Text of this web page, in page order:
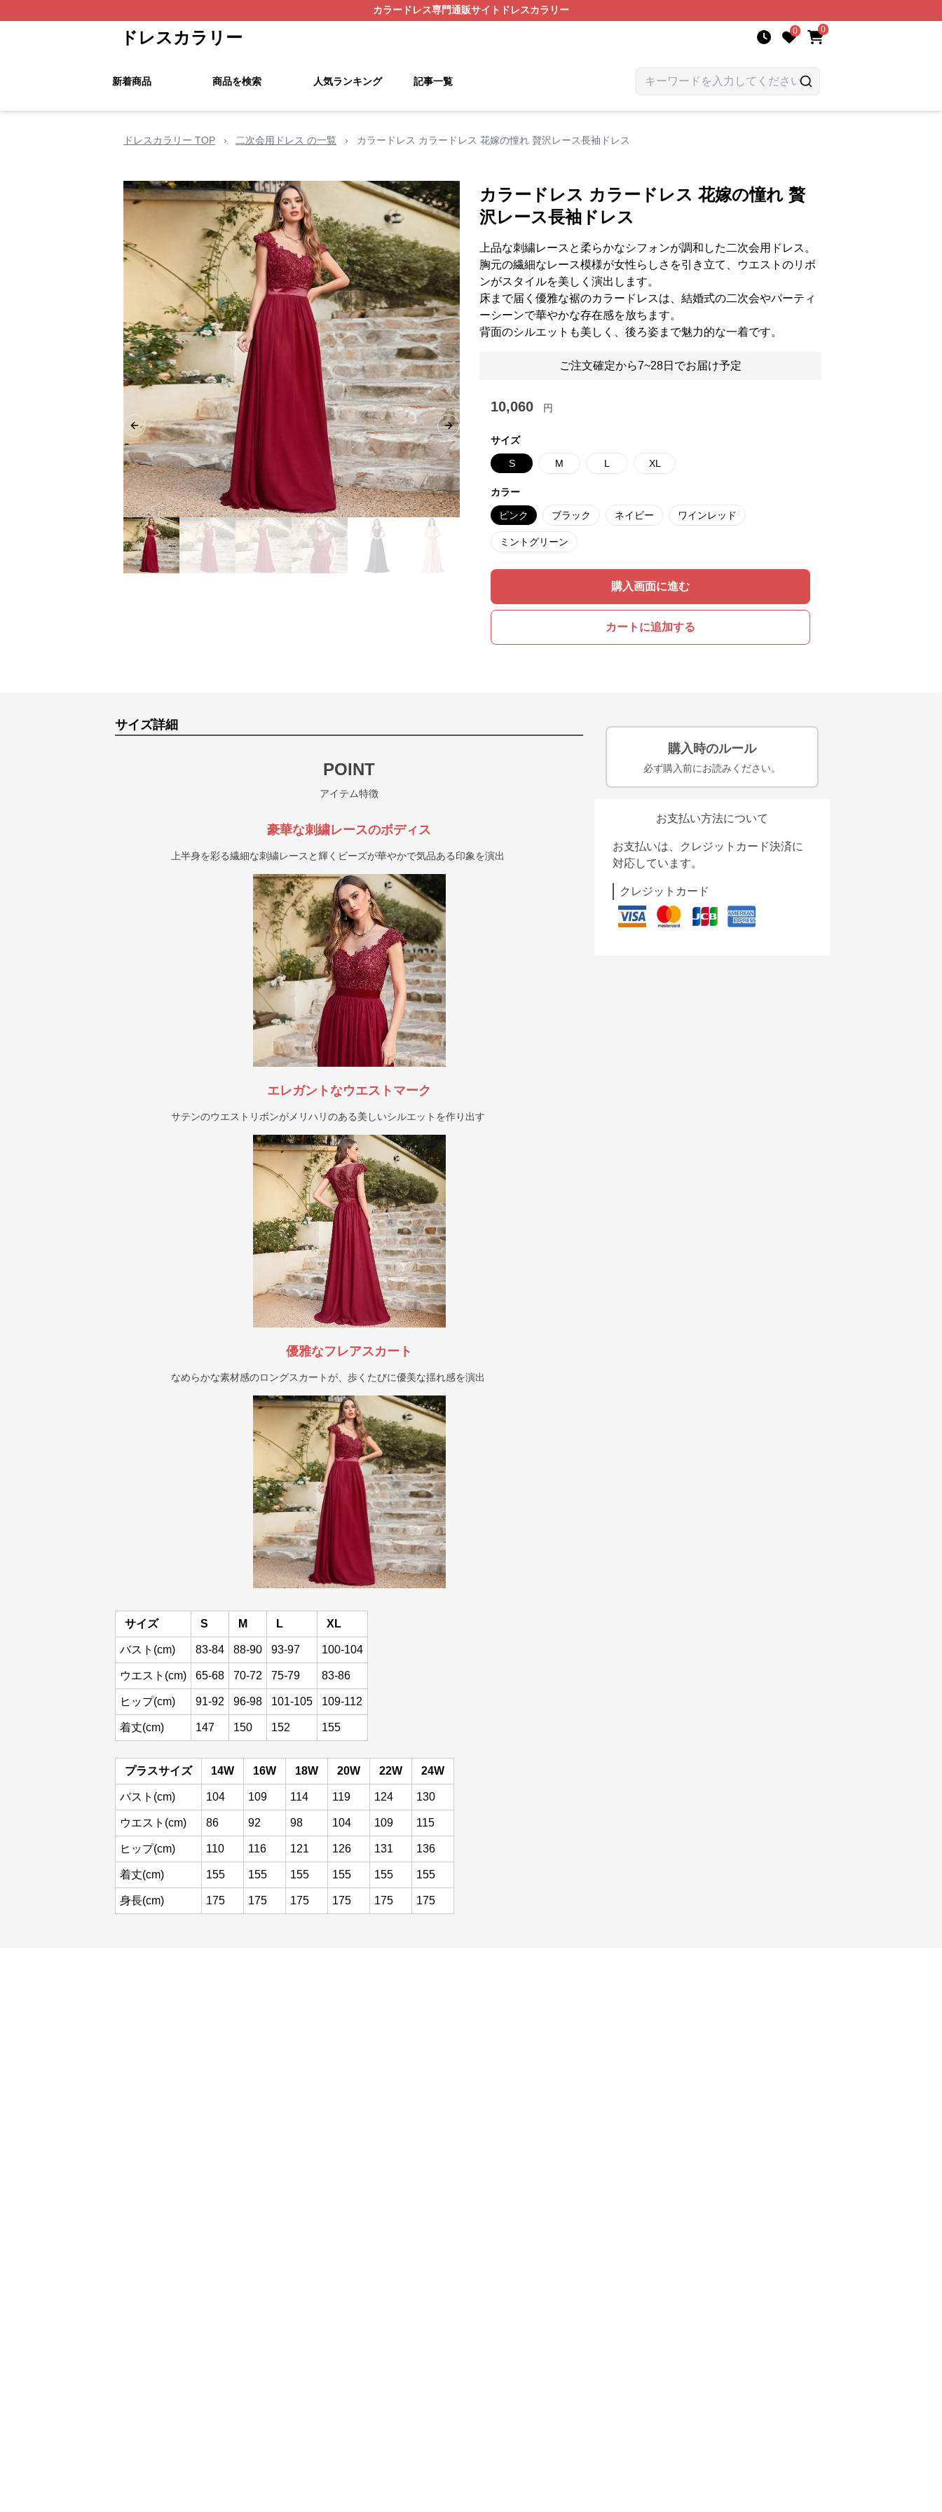
カラードレス専門通販サイト ドレスカラリー
ドレスカラリー 0 0
新着商品 商品を検索 人気ランキング 記事一覧
ドレスカラリー TOP › 二次会用ドレス の一覧 › カラードレス カラードレス 花嫁の憧れ 贅沢レース長袖ドレス
Previous slide Next slide
カラードレス カラードレス 花嫁の憧れ 贅
沢レース長袖ドレス
上品な刺繍レースと柔らかなシフォンが調和した二次会用ドレス。
胸元の繊細なレース模様が女性らしさを引き立て、ウエストのリボ
ンがスタイルを美しく演出します。
床まで届く優雅な裾のカラードレスは、結婚式の二次会やパーティ
ーシーンで華やかな存在感を放ちます。
背面のシルエットも美しく、後ろ姿まで魅力的な一着です。
ご注文確定から7~28日でお届け予定
10,060 円
サイズ
S M L XL
カラー
ピンク ブラック ネイビー ワインレッド
ミントグリーン
購入画面に進む
カートに追加する
サイズ詳細
POINT
アイテム特徴
豪華な刺繍レースのボディス
上半身を彩る繊細な刺繍レースと輝くビーズが華やかで気品ある印象を演出
エレガントなウエストマーク
サテンのウエストリボンがメリハリのある美しいシルエットを作り出す
優雅なフレアスカート
なめらかな素材感のロングスカートが、歩くたびに優美な揺れ感を演出
サイズ S M L XL
バスト(cm) 83-84 88-90 93-97 100-104
ウエスト(cm) 65-68 70-72 75-79 83-86
ヒップ(cm) 91-92 96-98 101-105 109-112
着丈(cm) 147 150 152 155
プラスサイズ 14W 16W 18W 20W 22W 24W
バスト(cm) 104 109 114 119 124 130
ウエスト(cm) 86 92 98 104 109 115
ヒップ(cm) 110 116 121 126 131 136
着丈(cm) 155 155 155 155 155 155
身長(cm) 175 175 175 175 175 175
購入時のルール
必ず購入前にお読みください。
お支払い方法について
お支払いは、クレジットカード決済に
対応しています。
クレジットカード